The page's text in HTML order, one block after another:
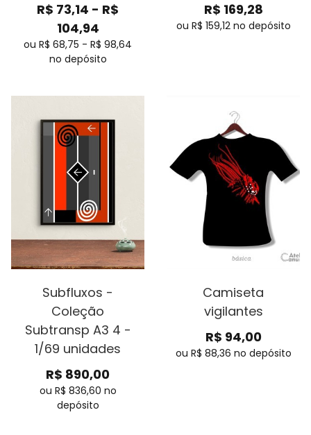
R$ 73,14 - R$
104,94
ou R$ 68,75 - R$ 98,64
no depósito
R$ 169,28
ou R$ 159,12 no depósito
Subfluxos -
Coleção
Subtransp A3 4 -
1/69 unidades
R$ 890,00
ou R$ 836,60 no
depósito
Camiseta
vigilantes
R$ 94,00
ou R$ 88,36 no depósito